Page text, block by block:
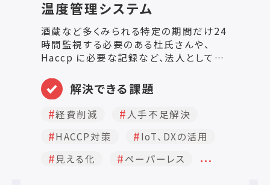
温度管理システム
酒蔵など多くみられる特定の期間だけ24
時間監視する必要のある杜氏さんや、
Haccp に必要な記録など、法人としての
人化でき るシステムです。 自宅や出先の
離れた場所からでも24時間監視・記録で
きるもので、システムで遠隔か ら温度監
視し警告メールをスマホにお知らせする
機能や温度操作できる仕組みがありま
が、ランニングコストを嫌がるお客様に
解決できる課題
経費削減
人手不足解決
HACCP対策
IoT、DXの活用
見える化
ペーパーレス …